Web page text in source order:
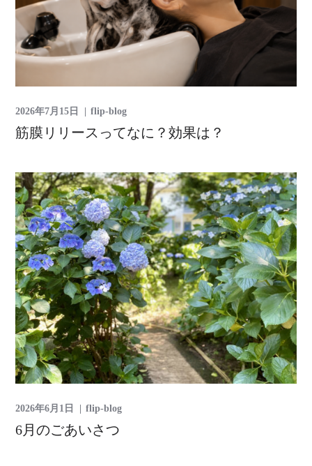
2026年7月15日 flip-blog
筋膜リリースってなに？効果は？
2026年6月1日 flip-blog
6月のごあいさつ